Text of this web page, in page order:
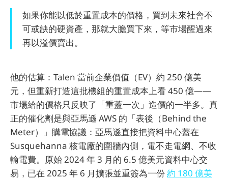
如果你能以低於重置成本的價格，買到未來社會不
可或缺的硬資產，那就大膽買下來，等市場醒過來
再以溢價賣出。
他的估算：Talen 當前企業價值（EV）約 250 億美
元，但重新打造這批機組的重置成本上看 450 億——
市場給的價格只反映了「重蓋一次」造價的一半多。真
正的催化劑是與亞馬遜 AWS 的「表後（Behind the
Meter）」購電協議：亞馬遜直接把資料中心蓋在
Susquehanna 核電廠的圍牆內側，電不走電網、不收
輸電費。原始 2024 年 3 月的 6.5 億美元資料中心交
易，已在 2025 年 6 月擴張並重簽為一份約 180 億美